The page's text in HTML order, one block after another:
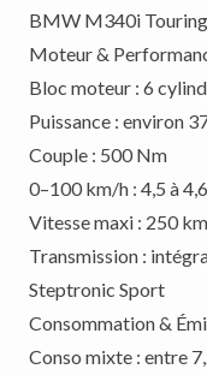
BMW M340i Touring
Moteur &
Bloc moteur : 6
Puissance : environ
Couple : 500 Nm
0–100 km/h : 4,5 à
Vitesse maxi : 250
Transmission :
Steptronic Sport
Consommation &
Conso mixte : entre